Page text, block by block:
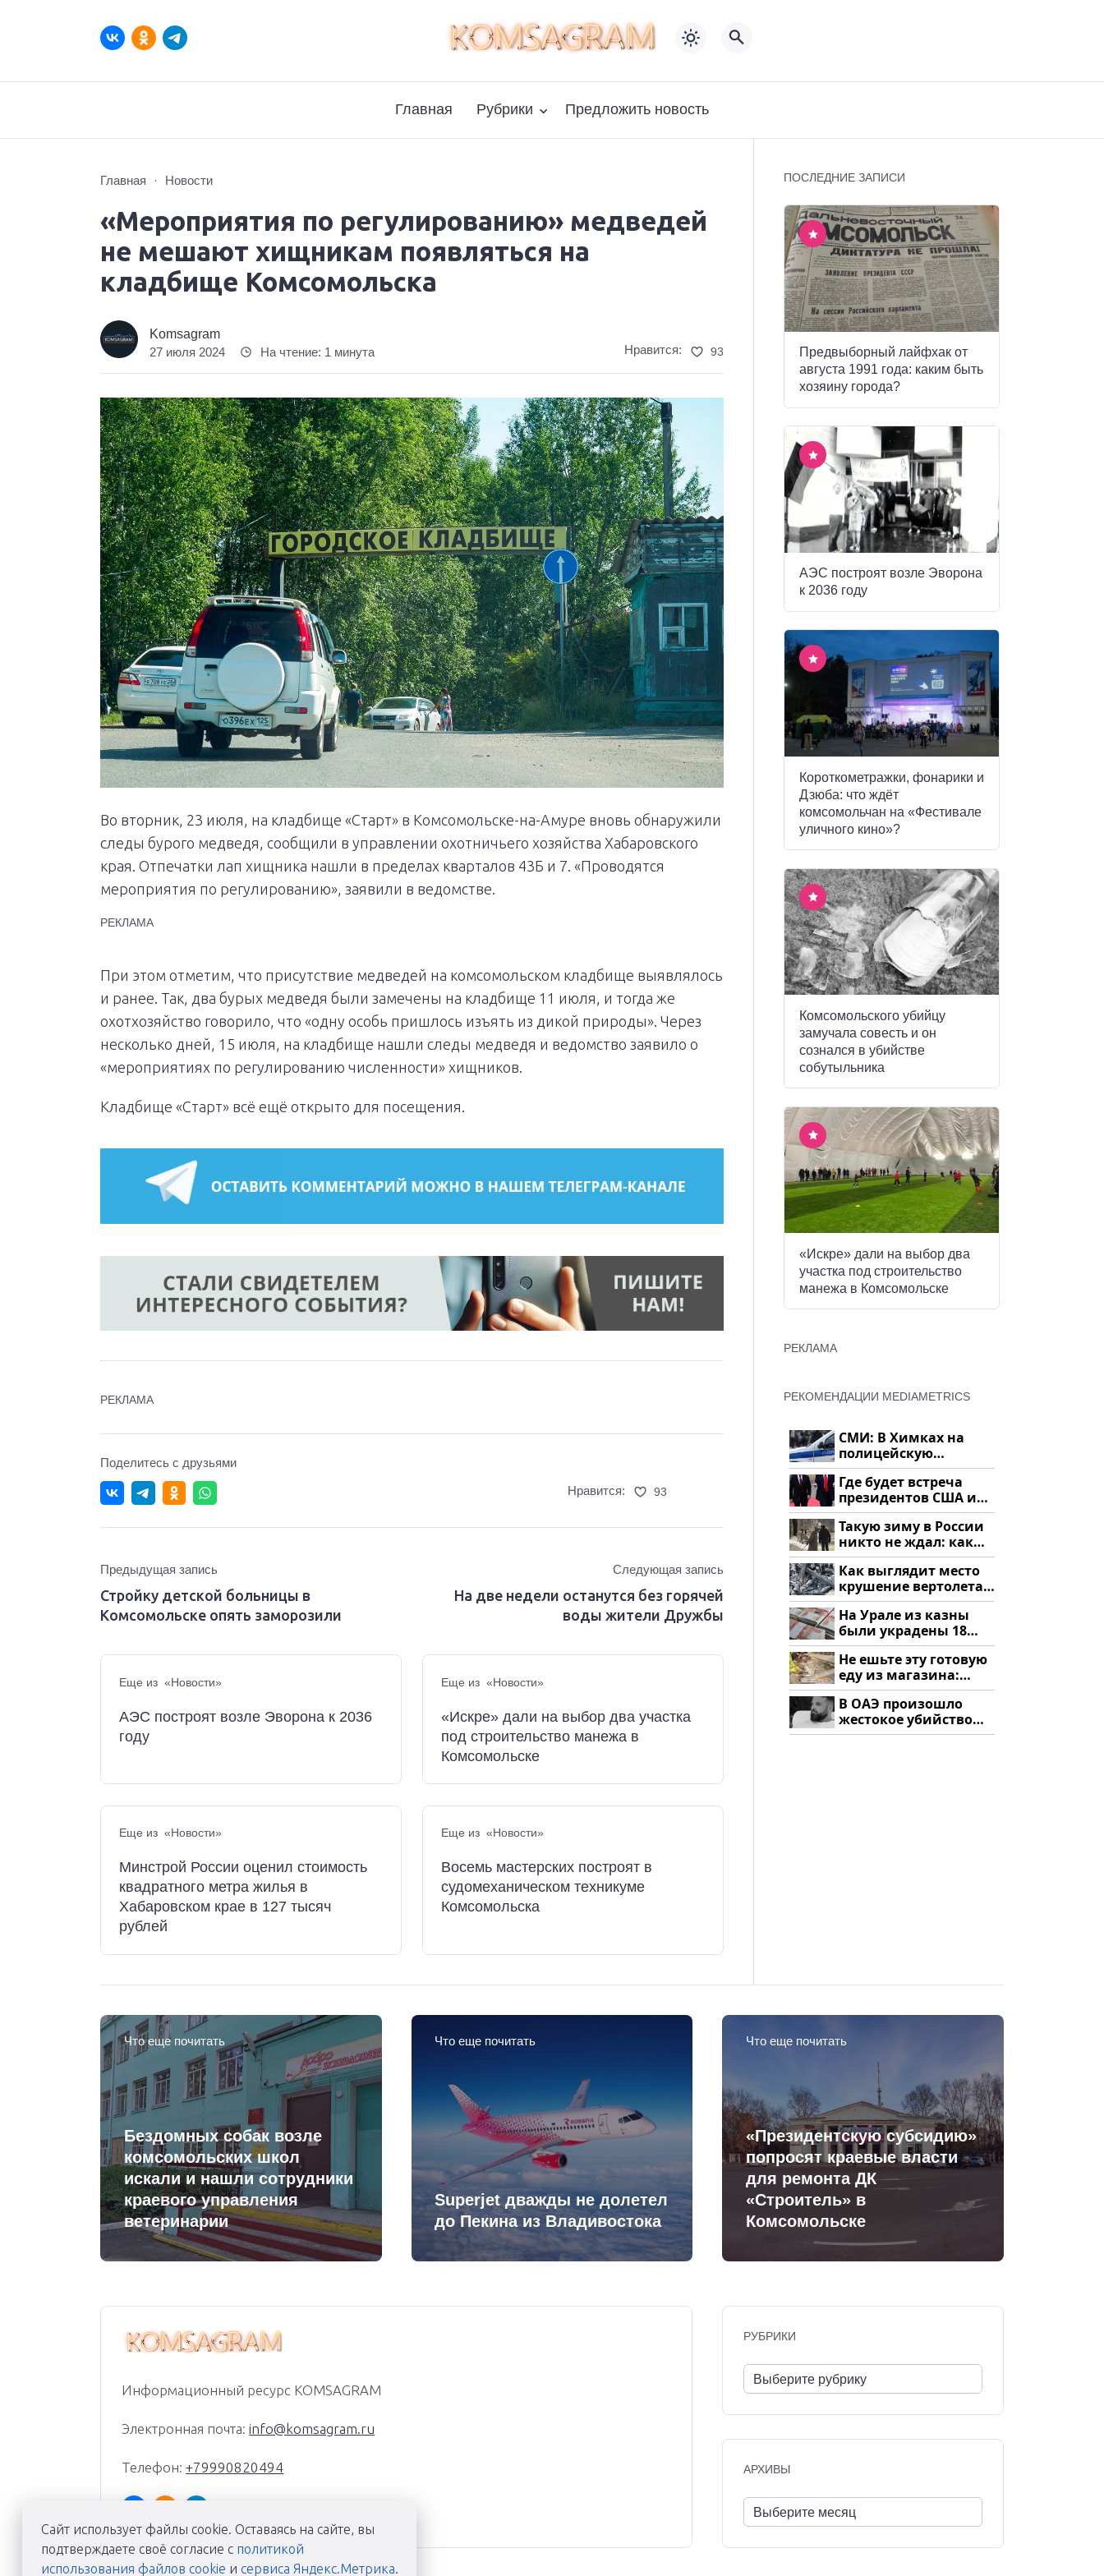
Главная Рубрики Предложить новость
Главная Новости
«Мероприятия по регулированию» медведей
не мешают хищникам появляться на
кладбище Комсомольска
Komsagram
27 июля 2024 На чтение: 1 минута Нравится: 93
Во вторник, 23 июля, на кладбище «Старт» в Комсомольске-на-Амуре вновь обнаружили
следы бурого медведя, сообщили в управлении охотничьего хозяйства Хабаровского
края. Отпечатки лап хищника нашли в пределах кварталов 43Б и 7. «Проводятся
мероприятия по регулированию», заявили в ведомстве.
РЕКЛАМА
При этом отметим, что присутствие медведей на комсомольском кладбище выявлялось
и ранее. Так, два бурых медведя были замечены на кладбище 11 июля, и тогда же
охотхозяйство говорило, что «одну особь пришлось изъять из дикой природы». Через
несколько дней, 15 июля, на кладбище нашли следы медведя и ведомство заявило о
«мероприятиях по регулированию численности» хищников.
Кладбище «Старт» всё ещё открыто для посещения.
РЕКЛАМА
Поделитесь с друзьями
Нравится: 93
Предыдущая запись
Стройку детской больницы в
Комсомольске опять заморозили
Следующая запись
На две недели останутся без горячей
воды жители Дружбы
Еще из «Новости»
АЭС построят возле Эворона к 2036
году
Еще из «Новости»
«Искре» дали на выбор два участка
под строительство манежа в
Комсомольске
Еще из «Новости»
Минстрой России оценил стоимость
квадратного метра жилья в
Хабаровском крае в 127 тысяч
рублей
Еще из «Новости»
Восемь мастерских построят в
судомеханическом техникуме
Комсомольска
ПОСЛЕДНИЕ ЗАПИСИ
Предвыборный лайфхак от
августа 1991 года: каким быть
хозяину города?
АЭС построят возле Эворона
к 2036 году
Короткометражки, фонарики и
Дзюба: что ждёт
комсомольчан на «Фестивале
уличного кино»?
Комсомольского убийцу
замучала совесть и он
сознался в убийстве
собутыльника
«Искре» дали на выбор два
участка под строительство
манежа в Комсомольске
РЕКЛАМА
РЕКОМЕНДАЦИИ MEDIAMETRICS
СМИ: В Химках на
полицейскую
машину напали и
подожгли.
Где будет встреча
президентов США и
России: Европа?
Такую зиму в России
никто не ждал: как
так?!
Как выглядит место
крушение вертолета
на Кавказе: смотреть
На Урале из казны
были украдены 18
миллионов рублей
Не ешьте эту готовую
еду из магазина:
список
В ОАЭ произошло
жестокое убийство
криптомиллионера
Что еще почитать
Бездомных собак возле
комсомольских школ
искали и нашли сотрудники
краевого управления
ветеринарии
Что еще почитать
Superjet дважды не долетел
до Пекина из Владивостока
Что еще почитать
«Президентскую субсидию»
попросят краевые власти
для ремонта ДК
«Строитель» в
Комсомольске
Информационный ресурс KOMSAGRAM
Электронная почта:info@komsagram.ru
Телефон:+79990820494
РУБРИКИ
АРХИВЫ
Сайт использует файлы cookie. Оставаясь на сайте, вы
подтверждаете своё согласие с политикой
использования файлов cookie и сервиса Яндекс.Метрика